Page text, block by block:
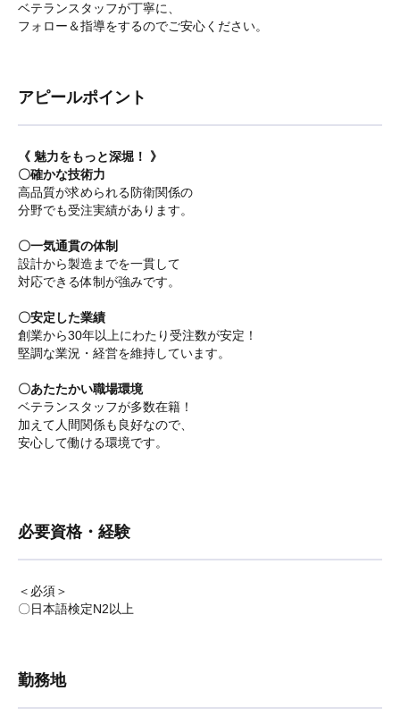
ベテランスタッフが丁寧に、
フォロー＆指導をするのでご安心ください。
アピールポイント
《 魅力をもっと深堀！ 》
〇確かな技術力
高品質が求められる防衛関係の
分野でも受注実績があります。
〇一気通貫の体制
設計から製造までを一貫して
対応できる体制が強みです。
〇安定した業績
創業から30年以上にわたり受注数が安定！
堅調な業況・経営を維持しています。
〇あたたかい職場環境
ベテランスタッフが多数在籍！
加えて人間関係も良好なので、
安心して働ける環境です。
必要資格・経験
＜必須＞
〇日本語検定N2以上
勤務地